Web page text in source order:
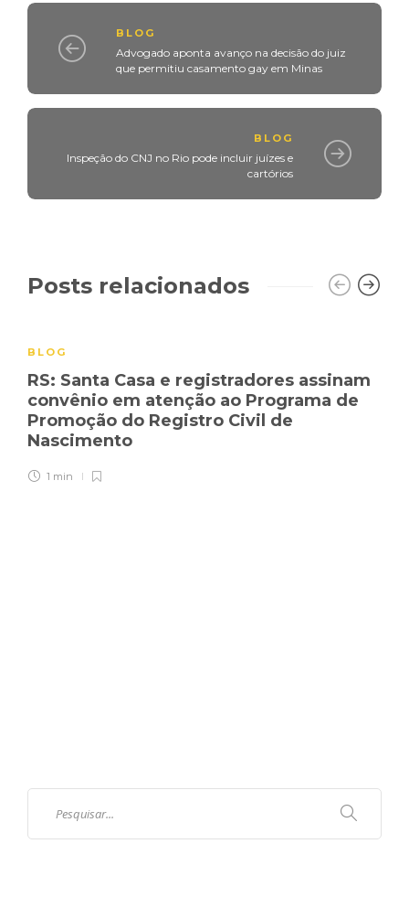
BLOG
Advogado aponta avanço na decisão do juiz
que permitiu casamento gay em Minas
BLOG
Inspeção do CNJ no Rio pode incluir juízes e
cartórios
Posts relacionados
BLOG
RS: Santa Casa e registradores assinam
convênio em atenção ao Programa de
Promoção do Registro Civil de
Nascimento
1 min